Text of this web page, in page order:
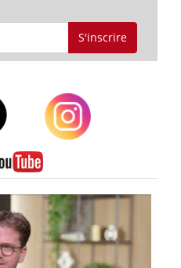
S'inscrire